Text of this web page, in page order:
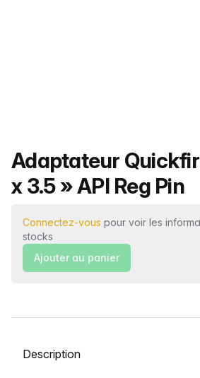
Nom du produit
Adaptateur
x 3.5 » API Reg Pin
Connectez-vous pour voir les
stocks
Ajouter au panier
Sélectionnez un onglet